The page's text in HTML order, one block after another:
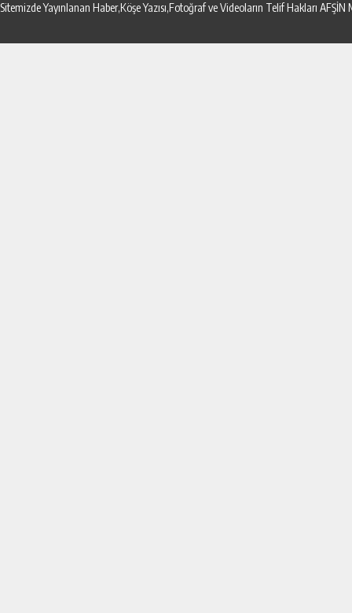
Sitemizde Yayınlanan Haber,Köşe Yazısı,Fotoğraf ve Videoların Telif Hakları